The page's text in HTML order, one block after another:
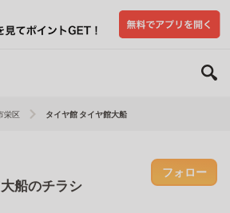
栄区 タイヤ館 タイヤ館大船
船のチラシ
フォロー